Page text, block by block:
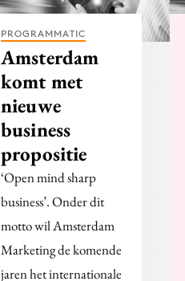
PROGRAMMATIC
Amsterdam
komt met
nieuwe
business
propositie
‘Open mind sharp
business’. Onder dit
motto wil Amsterdam
Marketing de komende
jaren het internationale